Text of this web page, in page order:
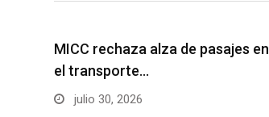
MICC rechaza alza de pasajes en
el transporte…
julio 30, 2026